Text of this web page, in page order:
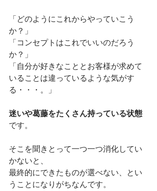
「どのようにこれからやっていこう
か？」
「コンセプトはこれでいいのだろう
か？」
「自分が好きなこととお客様が求めて
いることは違っているような気がす
る・・・。」
迷いや葛藤をたくさん持っている状態
です。
そこを聞きとって一つ一つ消化してい
かないと、
最終的にできたものが選べない、とい
うことになりがちなんです。